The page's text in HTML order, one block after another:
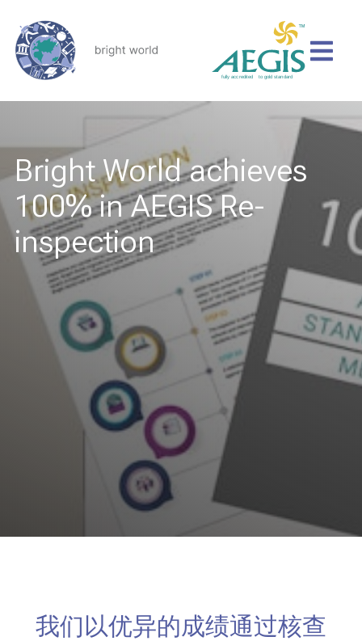
Bright World achieves
100% in AEGIS Re-
inspection
我们以优异的成绩通过核查